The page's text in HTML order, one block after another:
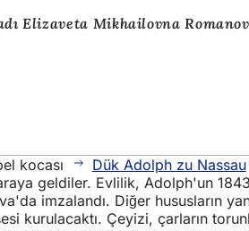
Elizaveta Mikhailovna
kocası
Dük Adolph zu Nassau
geldiler. Evlilik, Adolph'un
imzalandı. Diğer hususların
kurulacaktı. Çeyizi, çarların